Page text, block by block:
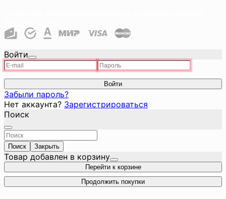
Войти
Войти
Забыли пароль?
Нет аккаунта? Зарегистрироваться
Поиск
Поиск Закрыть
Товар добавлен в корзину
Перейти к корзине
Продолжить покупки